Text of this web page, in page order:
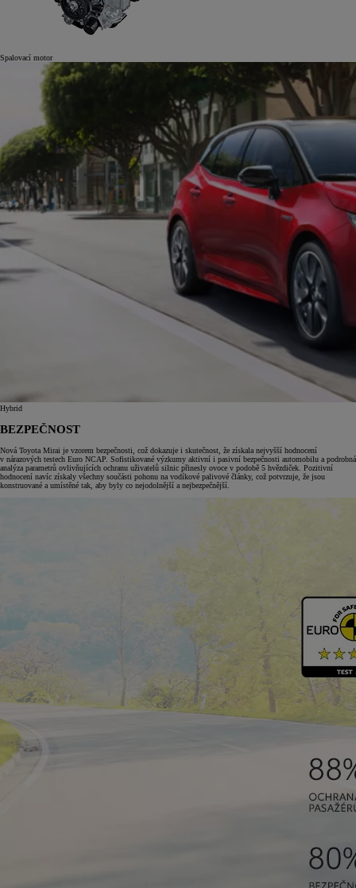
Spalovací motor
Hybrid
BEZPEČNOST
Nová Toyota Mirai je vzorem bezpečnosti, což dokazuje i skutečnost, že získala nejvyšší hodnocení
v nárazových testech Euro NCAP. Sofistikované výzkumy aktivní i pasivní bezpečnosti automobilu a podrobná
analýza parametrů ovlivňujících ochranu uživatelů silnic přinesly ovoce v podobě 5 hvězdiček. Pozitivní
hodnocení navíc získaly všechny součásti pohonu na vodíkové palivové články, což potvrzuje, že jsou
konstruované a umístěné tak, aby byly co nejodolnější a nejbezpečnější.